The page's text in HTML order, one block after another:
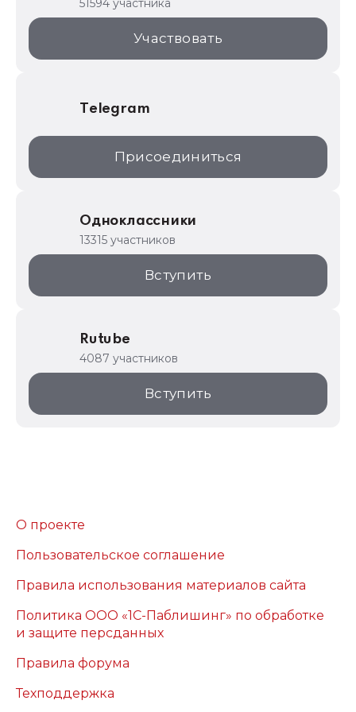
1С:Торговая площадка
51594 участника
Участвовать
Telegram
Присоединиться
Одноклассники
13315 участников
Вступить
Rutube
4087 участников
Вступить
О проекте
Пользовательское соглашение
Правила использования материалов сайта
Политика ООО «1С-Паблишинг» по обработке
и защите персданных
Правила форума
Техподдержка